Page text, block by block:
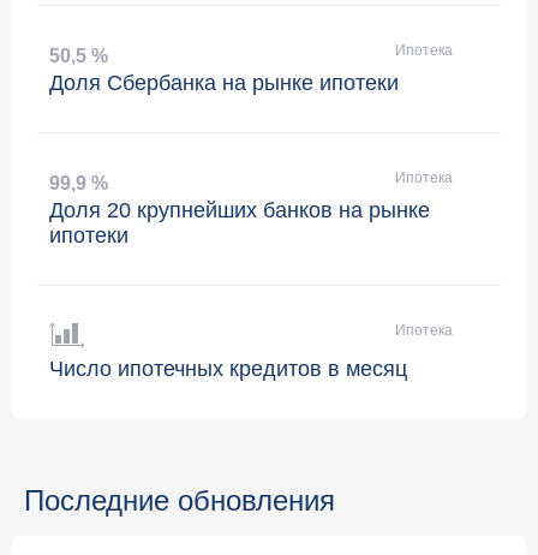
50,5 % Ипотека
Доля Сбербанка на рынке ипотеки
99,9 % Ипотека
Доля 20 крупнейших банков на рынке
ипотеки
Ипотека
Число ипотечных кредитов в месяц
Последние обновления